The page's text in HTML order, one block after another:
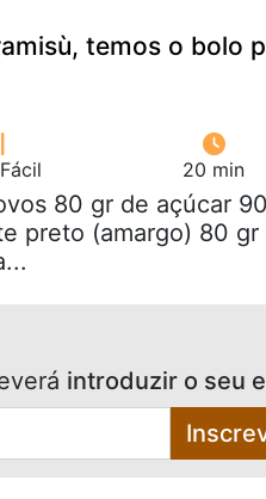
temos o bolo
20 min
80 gr de açúcar
preto (amargo) 80 gr
introduzir o seu